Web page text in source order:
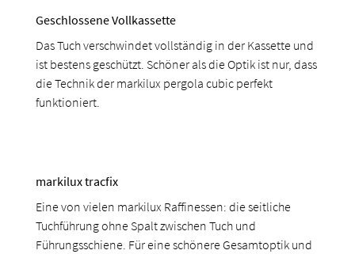
Geschlossene Vollkassette
Das Tuch verschwindet vollständig in der Kassette und
ist bestens geschützt. Schöner als die Optik ist nur, dass
die Technik der markilux pergola cubic perfekt
funktioniert.
markilux tracfix
Eine von vielen markilux Raffinessen: die seitliche
Tuchführung ohne Spalt zwischen Tuch und
Führungsschiene. Für eine schönere Gesamtoptik und